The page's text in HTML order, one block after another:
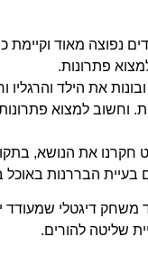
נפוצה מאוד וקיימת
פתרונות.
את הילד והרגליו
וחשוב למצוא
חקרנו את הנושא,
הבררנות באוכל
משחק דיגטלי שמעודד
שליטה להורים.